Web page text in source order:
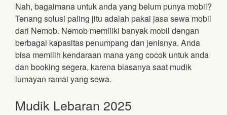
Nah, bagaimana untuk anda yang belum punya mobil?
Tenang solusi paling jitu adalah pakai jasa sewa mobil
dari Nemob. Nemob memiliki banyak mobil dengan
berbagai kapasitas penumpang dan jenisnya. Anda
bisa memilih kendaraan mana yang cocok untuk anda
dan booking segera, karena biasanya saat mudik
lumayan ramai yang sewa.
Mudik Lebaran 2025